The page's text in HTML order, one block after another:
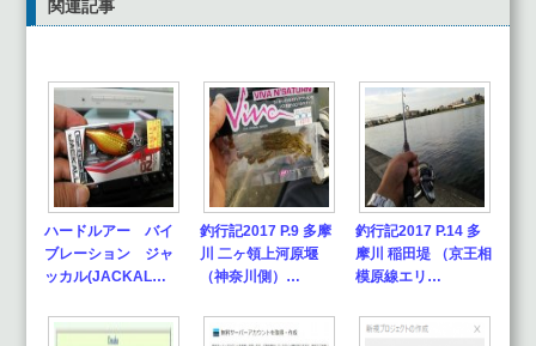
関連記事
ハードルアー バイ
ブレーション ジャ
ッカル(JACKAL…
釣行記2017 P.9 多摩
川 二ヶ領上河原堰
（神奈川側）…
釣行記2017 P.14 多
摩川 稲田堤 （京王相
模原線エリ…